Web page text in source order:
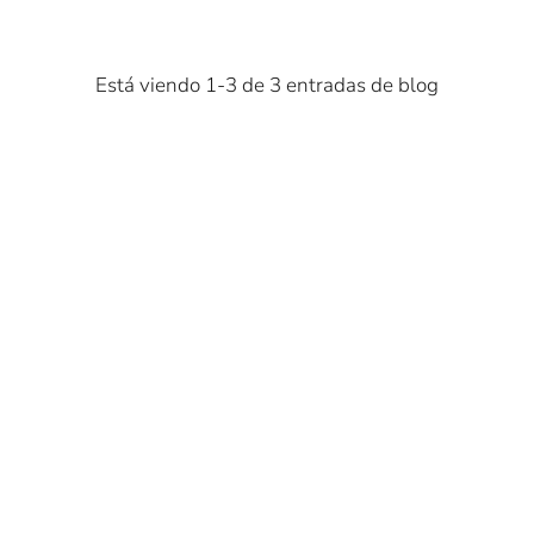
Está viendo 1-3 de 3 entradas de blog